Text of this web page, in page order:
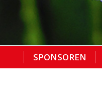
SPONSOREN